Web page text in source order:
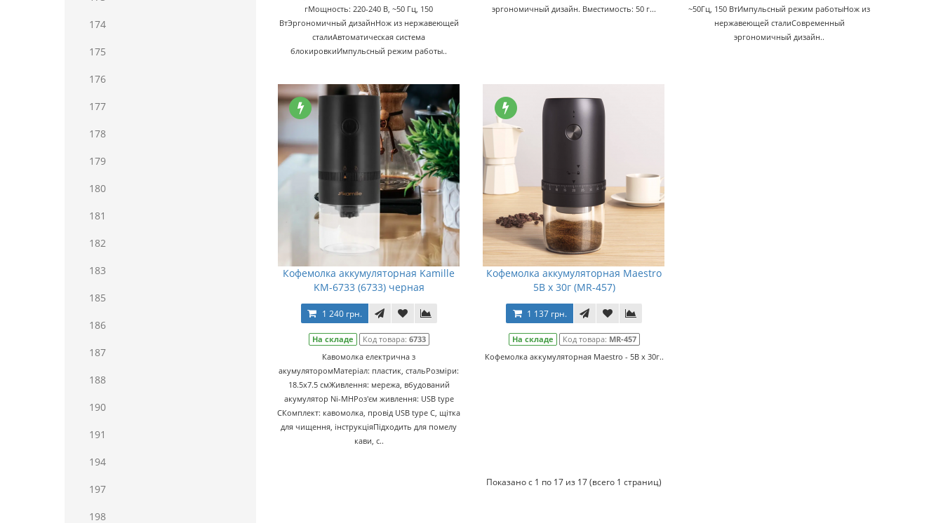
174
175
176
177
178
179
180
181
182
183
185
186
187
188
190
191
194
197
198
гМощность: 220-240 В, ~50 Гц, 150
ВтЭргономичный дизайнНож из нержавеющей
сталиАвтоматическая система
блокировкиИмпульсный режим работы..
эргономичный дизайн. Вместимость: 50 г...
~50Гц, 150 ВтИмпульсный режим работыНож из
нержавеющей сталиCовременный
эргономичный дизайн..
Кофемолка аккумуляторная Kamille
KM-6733 (6733) черная
1 240 грн.
На складе Код товара: 6733
Кавомолка електрична з
акумуляторомМатеріал: пластик, стальРозміри:
18.5х7.5 смЖивлення: мережа, вбудований
акумулятор Ni-MHРоз'єм живлення: USB type
CКомплект: кавомолка, провід USB type C, щітка
для чищення, інструкціяПідходить для помелу
кави, с..
Кофемолка аккумуляторная Maestro
5В x 30г (MR-457)
1 137 грн.
На складе Код товара: MR-457
Кофемолка аккумуляторная Maestro - 5В x 30г..
Показано с 1 по 17 из 17 (всего 1 страниц)